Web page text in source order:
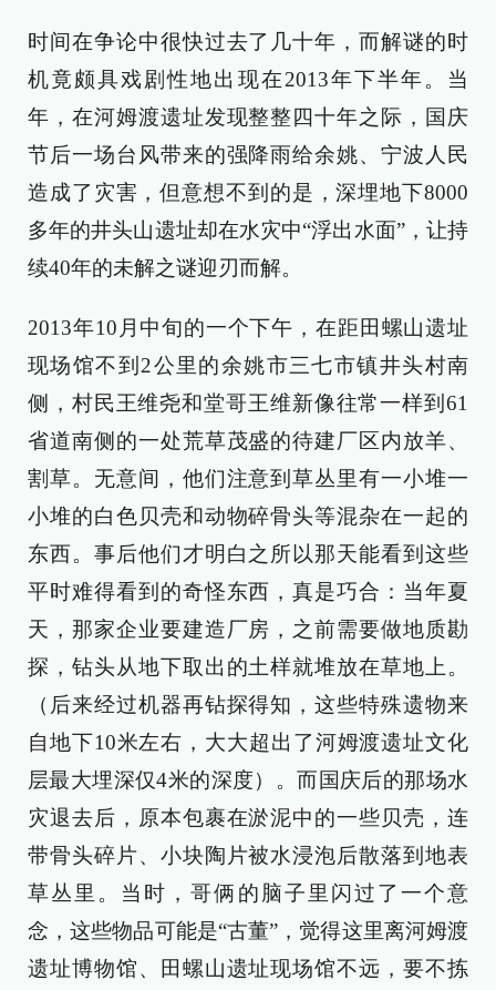
时间在争论中很快过去了几十年，而解谜的时
机竟颇具戏剧性地出现在2013年下半年。当
年，在河姆渡遗址发现整整四十年之际，国庆
节后一场台风带来的强降雨给余姚、宁波人民
造成了灾害，但意想不到的是，深埋地下8000
多年的井头山遗址却在水灾中“浮出水面”，让持
续40年的未解之谜迎刃而解。
2013年10月中旬的一个下午，在距田螺山遗址
现场馆不到2公里的余姚市三七市镇井头村南
侧，村民王维尧和堂哥王维新像往常一样到61
省道南侧的一处荒草茂盛的待建厂区内放羊、
割草。无意间，他们注意到草丛里有一小堆一
小堆的白色贝壳和动物碎骨头等混杂在一起的
东西。事后他们才明白之所以那天能看到这些
平时难得看到的奇怪东西，真是巧合：当年夏
天，那家企业要建造厂房，之前需要做地质勘
探，钻头从地下取出的土样就堆放在草地上。
（后来经过机器再钻探得知，这些特殊遗物来
自地下10米左右，大大超出了河姆渡遗址文化
层最大埋深仅4米的深度）。而国庆后的那场水
灾退去后，原本包裹在淤泥中的一些贝壳，连
带骨头碎片、小块陶片被水浸泡后散落到地表
草丛里。当时，哥俩的脑子里闪过了一个意
念，这些物品可能是“古董”，觉得这里离河姆渡
遗址博物馆、田螺山遗址现场馆不远，要不拣